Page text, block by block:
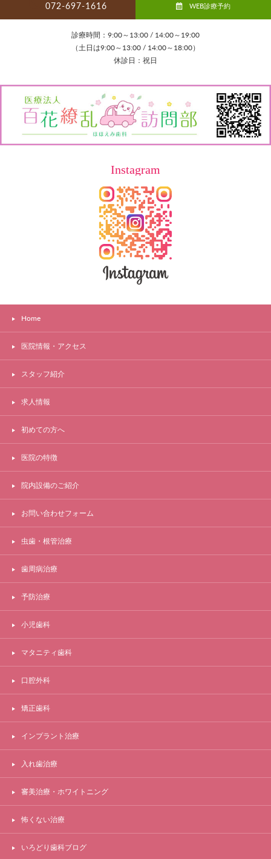
072-697-1616 WEB診療予約
診療時間：9:00～13:00 / 14:00～19:00
（土日は9:00～13:00 / 14:00～18:00）
休診日：祝日
Instagram
Home
医院情報・アクセス
スタッフ紹介
求人情報
初めての方へ
医院の特徴
院内設備のご紹介
お問い合わせフォーム
虫歯・根管治療
歯周病治療
予防治療
小児歯科
マタニティ歯科
口腔外科
矯正歯科
インプラント治療
入れ歯治療
審美治療・ホワイトニング
怖くない治療
いろどり歯科ブログ